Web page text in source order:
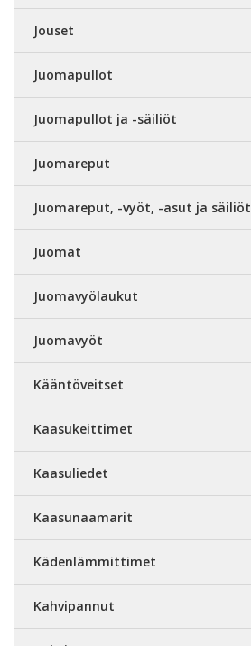
Jouset
Juomapullot
Juomapullot ja -säiliöt
Juomareput
Juomareput, -vyöt, -asut ja säiliöt
Juomat
Juomavyölaukut
Juomavyöt
Kääntöveitset
Kaasukeittimet
Kaasuliedet
Kaasunaamarit
Kädenlämmittimet
Kahvipannut